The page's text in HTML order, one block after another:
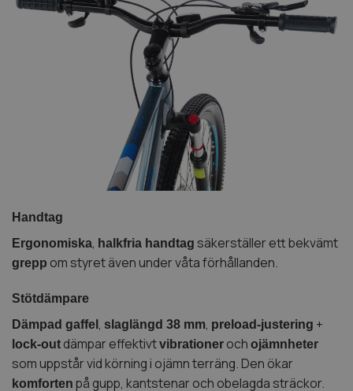
Handtag
Ergonomiska, halkfria handtag säkerställer ett bekvämt
grepp om styret även under våta förhållanden.
Stötdämpare
Dämpad gaffel , slaglängd 38 mm, preload-justering +
lock-out dämpar effektivtvibrationer och ojämnheter
som uppstår vid körning i ojämn terräng. Den ökar
komforten på gupp, kantstenar och obelagda sträckor.